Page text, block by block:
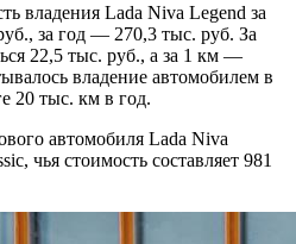
Lada Niva Legend за
за год — 270,3 тыс. руб. За
22,5 тыс. руб., а за 1 км —
владение автомобилем в
20 тыс. км в год.
автомобиля Lada Niva
чья стоимость составляет 981